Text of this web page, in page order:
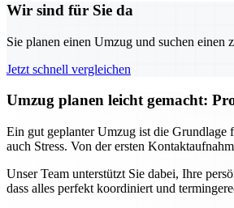
Wir sind für Sie da
Sie planen einen Umzug und suchen einen
Jetzt schnell vergleichen
Umzug planen leicht gemacht:
Ein gut geplanter Umzug ist die Grundlage
auch Stress. Von der ersten
Unser Team unterstützt Sie dabei, Ihre
dass alles perfekt koordiniert und